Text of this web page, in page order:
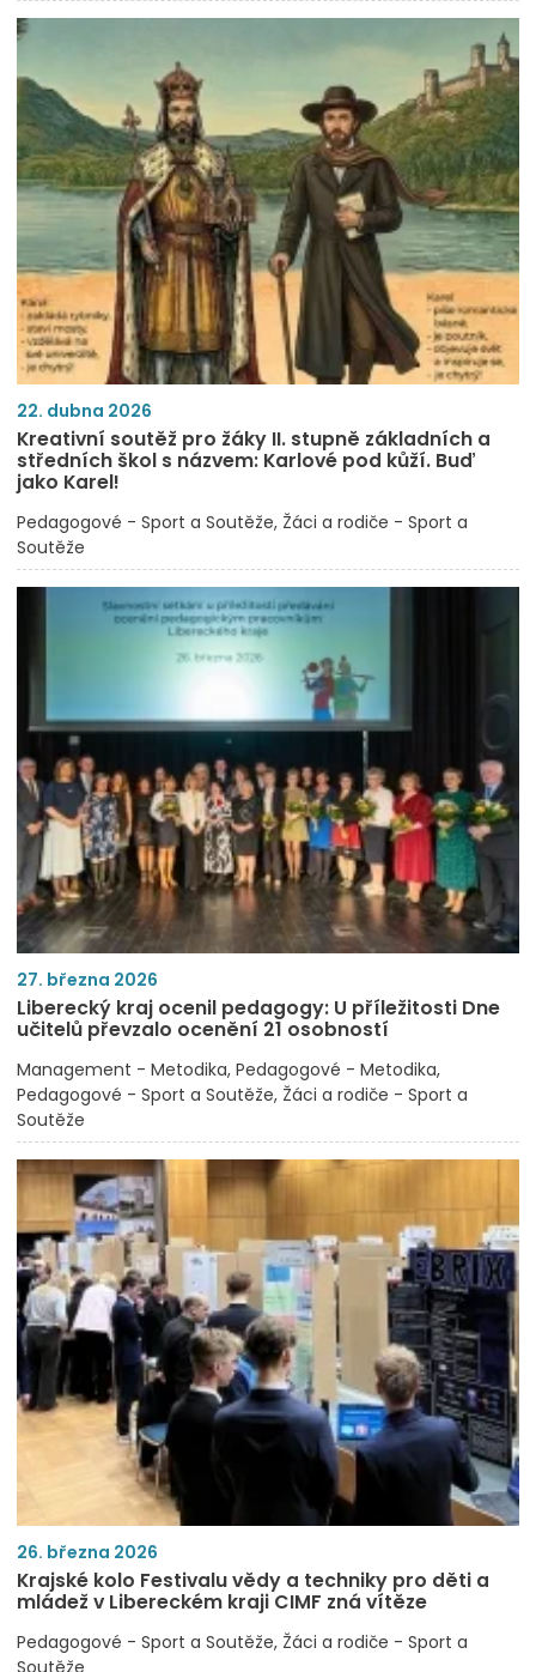
22. dubna 2026
Kreativní soutěž pro žáky II. stupně základních a
středních škol s názvem: Karlové pod kůží. Buď
jako Karel!
Pedagogové - Sport a Soutěže Žáci a rodiče - Sport a
Soutěže
27. března 2026
Liberecký kraj ocenil pedagogy: U příležitosti Dne
učitelů převzalo ocenění 21 osobností
Management - Metodika Pedagogové - Metodika
Pedagogové - Sport a Soutěže Žáci a rodiče - Sport a
Soutěže
26. března 2026
Krajské kolo Festivalu vědy a techniky pro děti a
mládež v Libereckém kraji CIMF zná vítěze
Pedagogové - Sport a Soutěže Žáci a rodiče - Sport a
Soutěže